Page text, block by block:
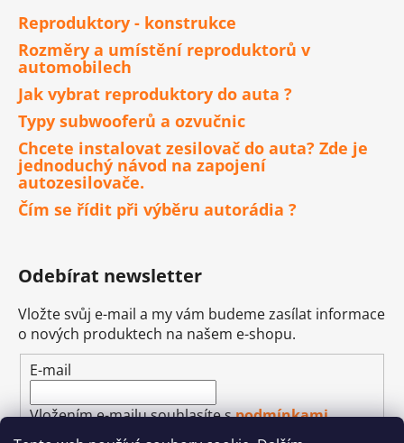
Reproduktory - konstrukce
Rozměry a umístění reproduktorů v
automobilech
Jak vybrat reproduktory do auta ?
Typy subwooferů a ozvučnic
Chcete instalovat zesilovač do auta? Zde je
jednoduchý návod na zapojení
autozesilovače.
Čím se řídit při výběru autorádia ?
Odebírat newsletter
Vložte svůj e-mail a my vám budeme zasílat informace
o nových produktech na našem e-shopu.
E-mail
Vložením e-mailu souhlasíte spodmínkami
ochrany osobních údajů